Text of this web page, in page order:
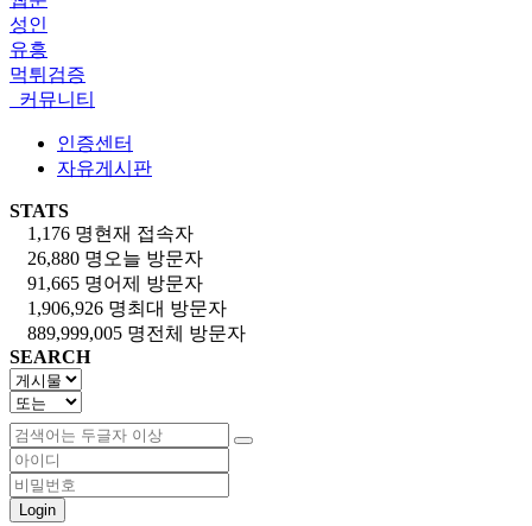
성인
유흥
먹튀검증
커뮤니티
인증센터
자유게시판
STATS
1,176 명현재 접속자
26,880 명 오늘 방문자
91,665 명어제 방문자
1,906,926 명최대 방문자
889,999,005 명전체 방문자
SEARCH
Login